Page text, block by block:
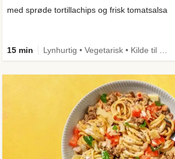
med sprøde tortillachips og frisk tomatsalsa
15 min